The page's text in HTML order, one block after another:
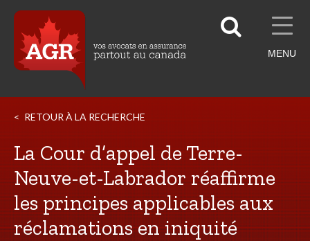
MENU
RETOUR À LA RECHERCHE
La Cour d’appel de Terre-
Neuve-et-Labrador réaffirme
les principes applicables aux
réclamations en iniquité